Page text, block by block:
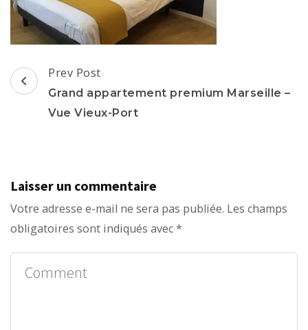
Post
Navigation
Prev Post
Grand appartement premium Marseille –
Vue Vieux-Port
Laisser un commentaire
Votre adresse e-mail ne sera pas publiée. Les champs
obligatoires sont indiqués avec*